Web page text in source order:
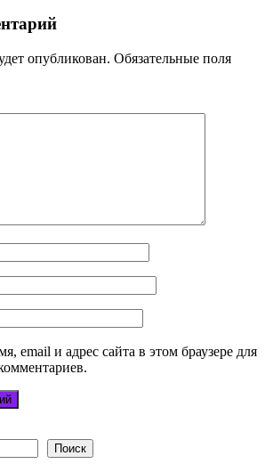
опубликован. Обязательные поля
email и адрес сайта в этом браузере для
Поиск